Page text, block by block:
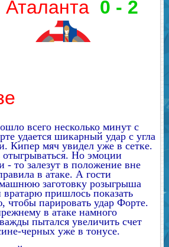
Аталанта 0 - 2
всего несколько минут с
удается шикарный удар с угла
Кипер мяч увидел уже в сетке.
отыгрываться. Но эмоции
- то залезут в положение вне
в атаке. А гости
заготовку розыгрыша
пришлось показать
чтобы парировать удар Форте.
в атаке намного
пытался увеличить счет
черных уже в тонусе.